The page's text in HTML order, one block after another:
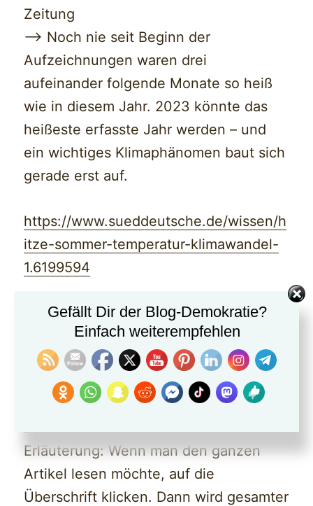
Zeitung
—> Noch nie seit Beginn der
Aufzeichnungen waren drei
aufeinander folgende Monate so heiß
wie in diesem Jahr. 2023 könnte das
heißeste erfasste Jahr werden – und
ein wichtiges Klimaphänomen baut sich
gerade erst auf.
https://www.sueddeutsche.de/wissen/h
itze-sommer-temperatur-klimawandel-
1.6199594
Eine ergänzende Sammlung von
Artikeln zum Thema #Klima gibt es hier
—>
Stichwort #Klima: Hierzu gibt es einige
interessante Artikel bei diesem Link.
Erläuterung: Wenn man den ganzen
Artikel lesen möchte, auf die
Überschrift klicken. Dann wird gesamter
Gefällt Dir der Blog-Demokratie?
Einfach weiterempfehlen